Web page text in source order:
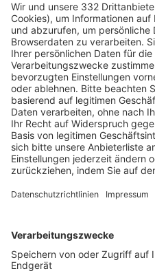
HÄUFIG BESUCHTE
Pässe und Vereinswechsel
Trainerausbildung
Schulungsangebot
BFV-Geschäftsstellen
Trainerbörse
Login SpielPlus
FOLGE DEM BFV
TOP-VEREINE